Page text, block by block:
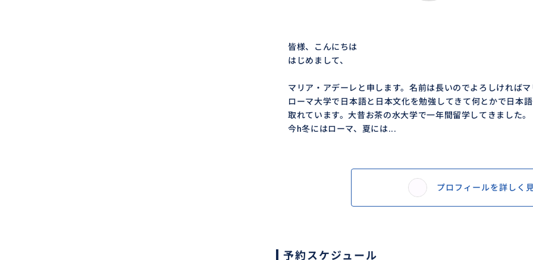
皆様、こんにちは
はじめまして、
マリア・アデーレと申します。名前は長いのでよろしければマ
ローマ大学で日本語と日本文化を勉強してきて何とかで日本
取れています。大昔お茶の水大学で一年間留学してきました。
今h冬にはローマ、夏には...
プロフィールを詳しく
予約スケジュール